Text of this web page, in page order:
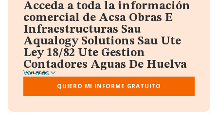
Acceda a toda la información
comercial de Acsa Obras E
Infraestructuras Sau
Aqualogy Solutions Sau Ute
Ley 18/82 Ute Gestion
Contadores Aguas De Huelva
2023
A través del informe gratuito que te proporcionamos
desde Einforma, donde vas a encontrar:
Ver más
QUIERO MI INFORME GRATUITO